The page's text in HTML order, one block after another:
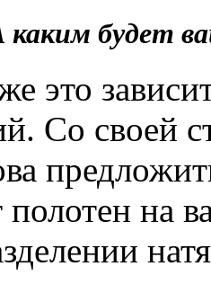
каким будет
это
Со своей
полотен на